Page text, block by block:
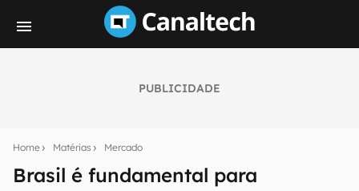
PUBLICIDADE
Home Matérias Mercado
Brasil é fundamental para
notícias e reviews sobre tecnologia em primeira
mão.